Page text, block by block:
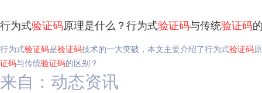
行为式验证码原理是什么？行为式验证码与传统验证码
行为式验证码是验证码技术的一大突破，本文主要介绍了行为式验证码
证码与传统验证码的区别？
来自：动态资讯